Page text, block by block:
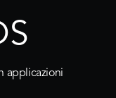
applicazioni